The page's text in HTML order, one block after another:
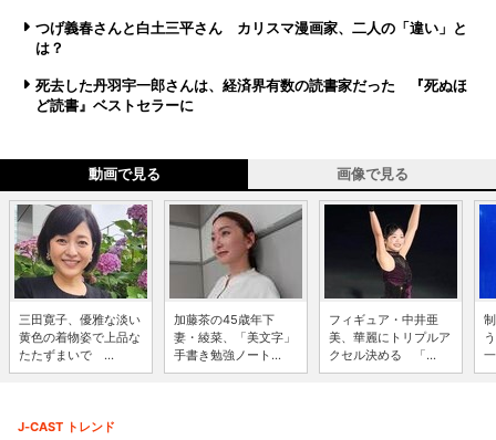
つげ義春さんと白土三平さん カリスマ漫画家、二人の「違い」と
は？
死去した丹羽宇一郎さんは、経済界有数の読書家だった 『死ぬほ
ど読書』ベストセラーに
動画で見る 画像で見る
三田寛子、優雅な淡い
黄色の着物姿で上品な
たたずまいで ...
加藤茶の45歳年下
妻・綾菜、「美文字」
手書き勉強ノート...
フィギュア・中井亜
美、華麗にトリプルア
クセル決める 「...
J-CAST トレンド